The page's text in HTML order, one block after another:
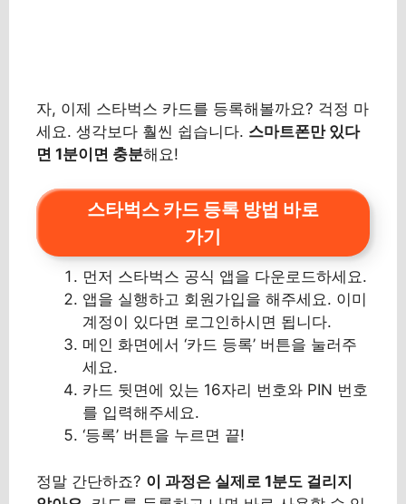
자, 이제 스타벅스 카드를 등록해볼까요? 걱정 마
세요. 생각보다 훨씬 쉽습니다. 스마트폰만 있다
면 1분이면 충분해요!
스타벅스 카드 등록 방법 바로
가기
먼저 스타벅스 공식 앱을 다운로드하세요.
앱을 실행하고 회원가입을 해주세요. 이미
계정이 있다면 로그인하시면 됩니다.
메인 화면에서 ‘카드 등록’ 버튼을 눌러주
세요.
카드 뒷면에 있는 16자리 번호와 PIN 번호
를 입력해주세요.
‘등록’ 버튼을 누르면 끝!
정말 간단하죠? 이 과정은 실제로 1분도 걸리지